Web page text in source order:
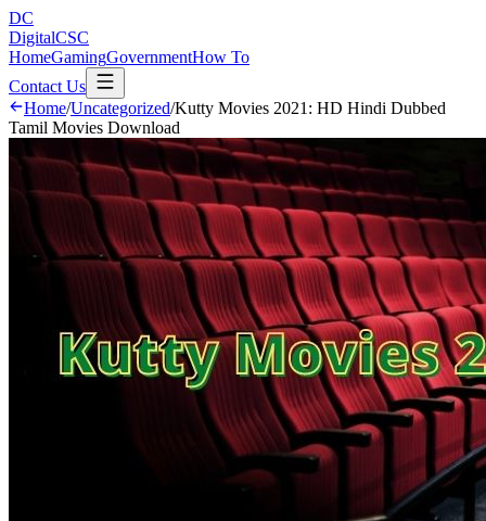
DC
DigitalCSC
HomeGamingGovernmentHow To
Contact Us
Home/Uncategorized/Kutty Movies 2021: HD Hindi Dubbed
Tamil Movies Download